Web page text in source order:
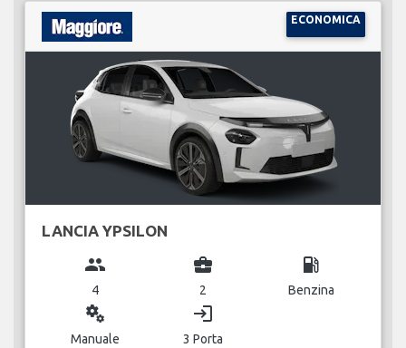
ECONOMICA
LANCIA YPSILON
group
4
business_center
2
local_gas_station
Benzina
miscellaneous_services
Manuale
login
3 Porta